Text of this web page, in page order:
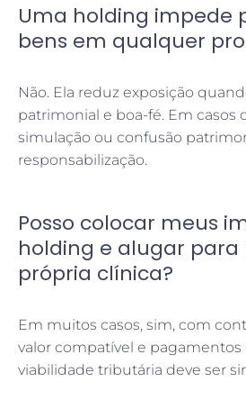
Uma holding impede
bens em qualquer
Não. Ela reduz exposição
patrimonial e boa-fé. Em casos
simulação ou confusão
responsabilização.
Posso colocar meus
holding e alugar para
própria clínica?
Em muitos casos, sim, com
valor compatível e pagamentos
viabilidade tributária deve ser